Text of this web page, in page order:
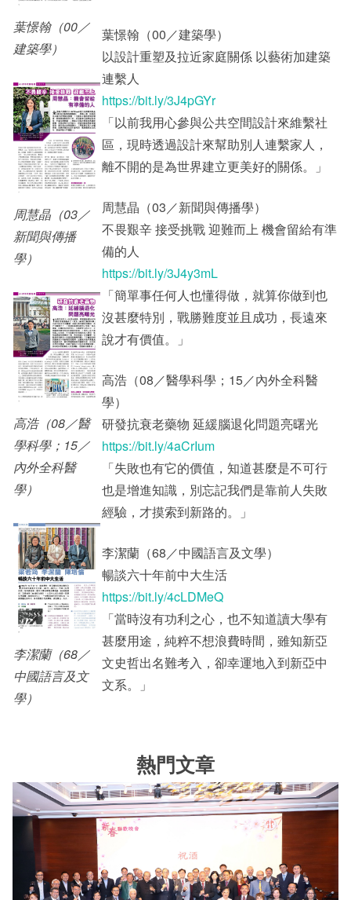
影片庫
葉憬翰（00／
建築學）
周慧晶（03／
新聞與傳播
學）
高浩（08／醫
學科學；15／
內外全科醫
學）
李潔蘭（68／
中國語言及文
學）
葉憬翰（00／建築學）
以設計重塑及拉近家庭關係 以藝術加建築
連繫人
https://bit.ly/3J4pGYr
「以前我用心參與公共空間設計來維繫社
區，現時透過設計來幫助別人連繫家人，
離不開的是為世界建立更美好的關係。」
周慧晶（03／新聞與傳播學）
不畏艱辛 接受挑戰 迎難而上 機會留給有準
備的人
https://bit.ly/3J4y3mL
「簡單事任何人也懂得做，就算你做到也
沒甚麼特別，戰勝難度並且成功，長遠來
說才有價值。」
高浩（08／醫學科學；15／內外全科醫
學）
研發抗衰老藥物 延緩腦退化問題亮曙光
https://bit.ly/4aCrIum
「失敗也有它的價值，知道甚麼是不可行
也是增進知識，別忘記我們是靠前人失敗
經驗，才摸索到新路的。」
李潔蘭（68／中國語言及文學）
暢談六十年前中大生活
https://bit.ly/4cLDMeQ
「當時沒有功利之心，也不知道讀大學有
甚麼用途，純粹不想浪費時間，雖知新亞
文史哲出名難考入，卻幸運地入到新亞中
文系。」
熱門文章